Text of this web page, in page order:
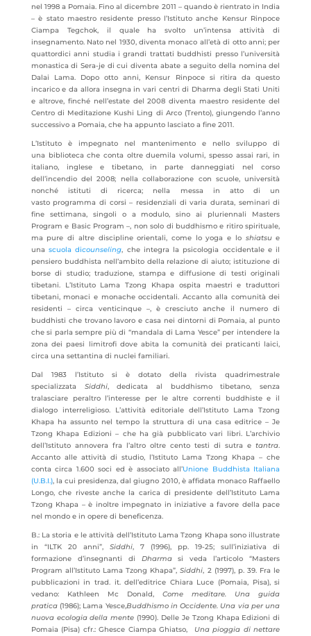
nel 1998 a Pomaia. Fino al dicembre 2011 – quando è rientrato in India
– è stato maestro residente presso l’Istituto anche Kensur Rinpoce
Ciampa Tegchok, il quale ha svolto un’intensa attività di
insegnamento. Nato nel 1930, diventa monaco all’età di otto anni; per
quattordici anni studia i grandi trattati buddhisti presso l’università
monastica di Sera-je di cui diventa abate a seguito della nomina del
Dalai Lama. Dopo otto anni, Kensur Rinpoce si ritira da questo
incarico e da allora insegna in vari centri di Dharma degli Stati Uniti
e altrove, finché nell’estate del 2008 diventa maestro residente del
Centro di Meditazione Kushi Ling di Arco (Trento), giungendo l’anno
successivo a Pomaia, che ha appunto lasciato a fine 2011.
L’Istituto è impegnato nel mantenimento e nello sviluppo di
una biblioteca che conta oltre duemila volumi, spesso assai rari, in
italiano, inglese e tibetano, in parte danneggiati nel corso
dell’incendio del 2008; nella collaborazione con scuole, università
nonché istituti di ricerca; nella messa in atto di un
vasto programma di corsi – residenziali di varia durata, seminari di
fine settimana, singoli o a modulo, sino ai pluriennali Masters
Program e Basic Program –, non solo di buddhismo e ritiro spirituale,
ma pure di altre discipline orientali, come lo yoga e lo shiatsue
unascuola dicounseling, che integra la psicologia occidentale e il
pensiero buddhista nell’ambito della relazione di aiuto; istituzione di
borse di studio; traduzione, stampa e diffusione di testi originali
tibetani. L’Istituto Lama Tzong Khapa ospita maestri e traduttori
tibetani, monaci e monache occidentali. Accanto alla comunità dei
residenti – circa venticinque –, è cresciuto anche il numero di
buddhisti che trovano lavoro e casa nei dintorni di Pomaia, al punto
che si parla sempre più di “mandala di Lama Yesce” per intendere la
zona dei paesi limitrofi dove abita la comunità dei praticanti laici,
circa una settantina di nuclei familiari.
Dal 1983 l’Istituto si è dotato della rivista quadrimestrale
specializzata Siddhi, dedicata al buddhismo tibetano, senza
tralasciare peraltro l’interesse per le altre correnti buddhiste e il
dialogo interreligioso. L’attività editoriale dell’Istituto Lama Tzong
Khapa ha assunto nel tempo la struttura di una casa editrice – Je
Tzong Khapa Edizioni – che ha già pubblicato vari libri. L’archivio
dell’Istituto annovera fra l’altro oltre cento testi di sutra etantra.
Accanto alle attività di studio, l’Istituto Lama Tzong Khapa – che
conta circa 1.600 soci ed è associato all’Unione Buddhista Italiana
(U.B.I.), la cui presidenza, dal giugno 2010, è affidata monaco Raffaello
Longo, che riveste anche la carica di presidente dell’Istituto Lama
Tzong Khapa – è inoltre impegnato in iniziative a favore della pace
nel mondo e in opere di beneficenza.
B.: La storia e le attività dell’Istituto Lama Tzong Khapa sono illustrate
in “ILTK 20 anni”, Siddhi, 7 (1996), pp. 19-25; sull’iniziativa di
formazione d’insegnanti di Dharmasi veda l’articolo “Masters
Program all’Istituto Lama Tzong Khapa”,Siddhi, 2 (1997), p. 39. Fra le
pubblicazioni in trad. it. dell’editrice Chiara Luce (Pomaia, Pisa), si
vedano: Kathleen Mc Donald,Come meditare. Una guida
pratica(1986); Lama Yesce,Buddhismo in Occidente. Una via per una
nuova ecologia della mente (1990). Delle Je Tzong Khapa Edizioni di
Pomaia (Pisa) cfr.: Ghesce Ciampa Ghiatso,
Una pioggia di nettare